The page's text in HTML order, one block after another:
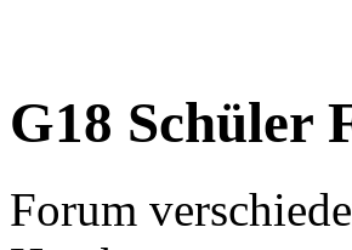
G18 Schüler
Forum